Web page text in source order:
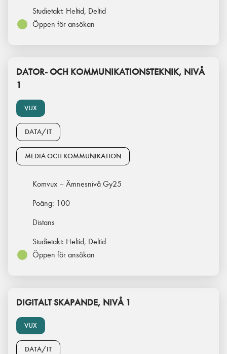
Studietakt: Heltid, Deltid
Öppen för ansökan
VUX
DATOR- OCH KOMMUNIKATIONSTEKNIK, NIVÅ
1
DATA/IT
MEDIA OCH KOMMUNIKATION
Komvux – Ämnesnivå Gy25
Poäng: 100
Distans
Studietakt: Heltid, Deltid
Öppen för ansökan
VUX
DIGITALT SKAPANDE, NIVÅ 1
DATA/IT